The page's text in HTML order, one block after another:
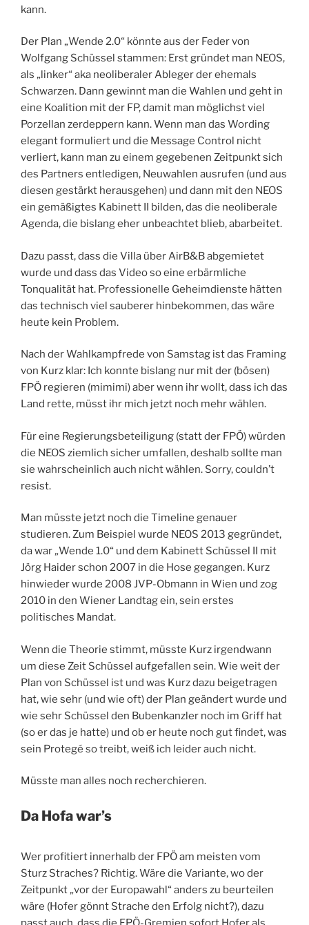
kann.
Der Plan „Wende 2.0“ könnte aus der Feder von
Wolfgang Schüssel stammen: Erst gründet man NEOS,
als „linker“ aka neoliberaler Ableger der ehemals
Schwarzen. Dann gewinnt man die Wahlen und geht in
eine Koalition mit der FP, damit man möglichst viel
Porzellan zerdeppern kann. Wenn man das Wording
elegant formuliert und die Message Control nicht
verliert, kann man zu einem gegebenen Zeitpunkt sich
des Partners entledigen, Neuwahlen ausrufen (und aus
diesen gestärkt herausgehen) und dann mit den NEOS
ein gemäßigtes Kabinett II bilden, das die neoliberale
Agenda, die bislang eher unbeachtet blieb, abarbeitet.
Dazu passt, dass die Villa über AirB&B abgemietet
wurde und dass das Video so eine erbärmliche
Tonqualität hat. Professionelle Geheimdienste hätten
das technisch viel sauberer hinbekommen, das wäre
heute kein Problem.
Nach der Wahlkampfrede von Samstag ist das Framing
von Kurz klar: Ich konnte bislang nur mit der (bösen)
FPÖ regieren (mimimi) aber wenn ihr wollt, dass ich das
Land rette, müsst ihr mich jetzt noch mehr wählen.
Für eine Regierungsbeteiligung (statt der FPÖ) würden
die NEOS ziemlich sicher umfallen, deshalb sollte man
sie wahrscheinlich auch nicht wählen. Sorry, couldn’t
resist.
Man müsste jetzt noch die Timeline genauer
studieren. Zum Beispiel wurde NEOS 2013 gegründet,
da war „Wende 1.0“ und dem Kabinett Schüssel II mit
Jörg Haider schon 2007 in die Hose gegangen. Kurz
hinwieder wurde 2008 JVP-Obmann in Wien und zog
2010 in den Wiener Landtag ein, sein erstes
politisches Mandat.
Wenn die Theorie stimmt, müsste Kurz irgendwann
um diese Zeit Schüssel aufgefallen sein. Wie weit der
Plan von Schüssel ist und was Kurz dazu beigetragen
hat, wie sehr (und wie oft) der Plan geändert wurde und
wie sehr Schüssel den Bubenkanzler noch im Griff hat
(so er das je hatte) und ob er heute noch gut findet, was
sein Protegé so treibt, weiß ich leider auch nicht.
Müsste man alles noch recherchieren.
Da Hofa war’s
Wer profitiert innerhalb der FPÖ am meisten vom
Sturz Straches? Richtig. Wäre die Variante, wo der
Zeitpunkt „vor der Europawahl“ anders zu beurteilen
wäre (Hofer gönnt Strache den Erfolg nicht?), dazu